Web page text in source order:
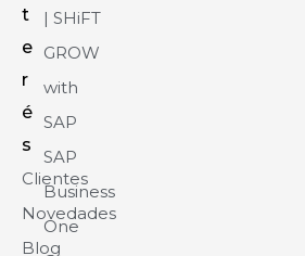
t
e
r
é
s
Clientes
Novedades
Blog
| SHiFT
GROW
with
SAP
SAP
Business
One